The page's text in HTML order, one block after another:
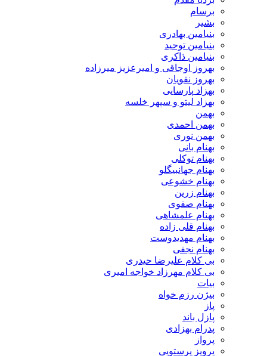
برسام
بشیر
بنیامین بهادری
بنیامین توحید
بنیامین ذاکری
بهروز اوجاقی و امیرعزیز میرزاده
بهروز نقویان
بهزاد پارسایی
بهزاد لیتو و سپهر خلسه
بهمن
بهمن احمدی
بهمن نوری
بهنام بانی
بهنام توکلی
بهنام جهانبیگلو
بهنام خشوعی
بهنام زرین
بهنام صفوی
بهنام علمشاهی
بهنام قلی زاده
بهنام مهدیدوست
بهنام نجفی
بی کلام علیرضا حیدری
بی کلام مهرزاد خواجه امیری
بیات
بیژن رزم خواه
پاز
پازل باند
پدرام بهزادی
پرواز
پرویز پرستویی